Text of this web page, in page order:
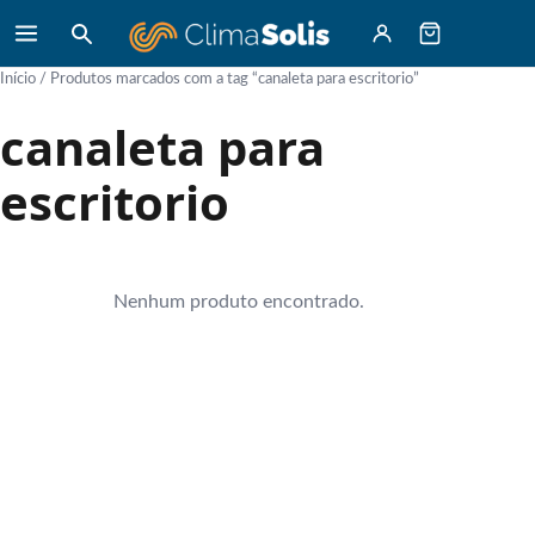
Início / Produtos marcados com a tag “canaleta para escritorio”
canaleta para
escritorio
Nenhum produto encontrado.